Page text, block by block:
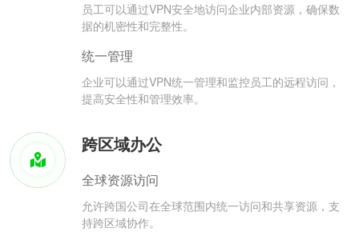
员工可以通过VPN安全地访问企业内部资源，确保数
据的机密性和完整性。
统一管理
企业可以通过VPN统一管理和监控员工的远程访问，
提高安全性和管理效率。
跨区域办公
全球资源访问
允许跨国公司在全球范围内统一访问和共享资源，支
持跨区域协作。